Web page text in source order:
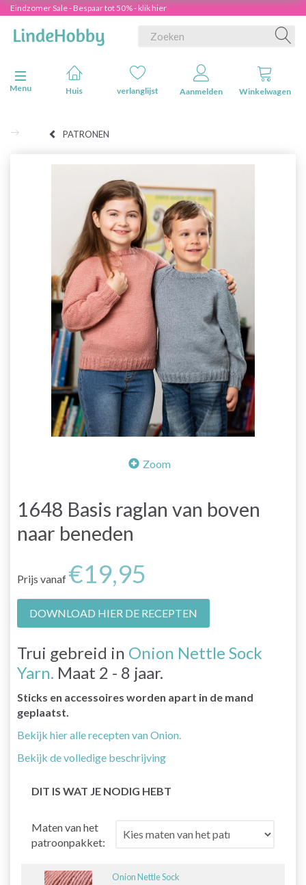
Eindzomer Sale - Bespaar tot 50% - klik hier
Navigatie in-/uitschakelen
Menu
Huis verlanglijst Aanmelden Winkelwagen
PATRONEN
Zoom
1648 Basis raglan van boven
naar beneden
Prijs vanaf €19,95
DOWNLOAD HIER DE RECEPTEN
Trui gebreid in Onion Nettle Sock
Yarn. Maat 2 - 8 jaar.
Sticks en accessoires worden apart in de mand
geplaatst.
Bekijk hier alle recepten van Onion.
Bekijk de volledige beschrijving
DIT IS WAT JE NODIG HEBT
Maten van het
patroonpakket:
Onion Nettle Sock